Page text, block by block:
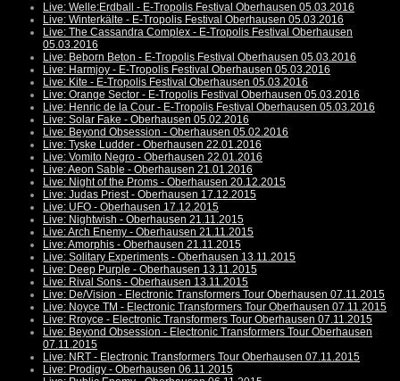
Live: Welle:Erdball - E-Tropolis Festival Oberhausen 05.03.2016
Live: Winterkälte - E-Tropolis Festival Oberhausen 05.03.2016
Live: The Cassandra Complex - E-Tropolis Festival Oberhausen
05.03.2016
Live: Beborn Beton - E-Tropolis Festival Oberhausen 05.03.2016
Live: Harmjoy - E-Tropolis Festival Oberhausen 05.03.2016
Live: Kite - E-Tropolis Festival Oberhausen 05.03.2016
Live: Orange Sector - E-Tropolis Festival Oberhausen 05.03.2016
Live: Henric de la Cour - E-Tropolis Festival Oberhausen 05.03.2016
Live: Solar Fake - Oberhausen 05.02.2016
Live: Beyond Obsession - Oberhausen 05.02.2016
Live: Tyske Ludder - Oberhausen 22.01.2016
Live: Vomito Negro - Oberhausen 22.01.2016
Live: Aeon Sable - Oberhausen 21.01.2016
Live: Night of the Proms - Oberhausen 20.12.2015
Live: Judas Priest - Oberhausen 17.12.2015
Live: UFO - Oberhausen 17.12.2015
Live: Nightwish - Oberhausen 21.11.2015
Live: Arch Enemy - Oberhausen 21.11.2015
Live: Amorphis - Oberhausen 21.11.2015
Live: Solitary Experiments - Oberhausen 13.11.2015
Live: Deep Purple - Oberhausen 13.11.2015
Live: Rival Sons - Oberhausen 13.11.2015
Live: De/Vision - Electronic Transformers Tour Oberhausen 07.11.2015
Live: Noyce TM - Electronic Transformers Tour Oberhausen 07.11.2015
Live: Rroyce - Electronic Transformers Tour Oberhausen 07.11.2015
Live: Beyond Obsession - Electronic Transformers Tour Oberhausen
07.11.2015
Live: NRT - Electronic Transformers Tour Oberhausen 07.11.2015
Live: Prodigy - Oberhausen 06.11.2015